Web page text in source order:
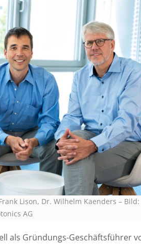
Lison, Dr. Wilhelm Kaenders – Bild:
AG
als Gründungs-Geschäftsführer